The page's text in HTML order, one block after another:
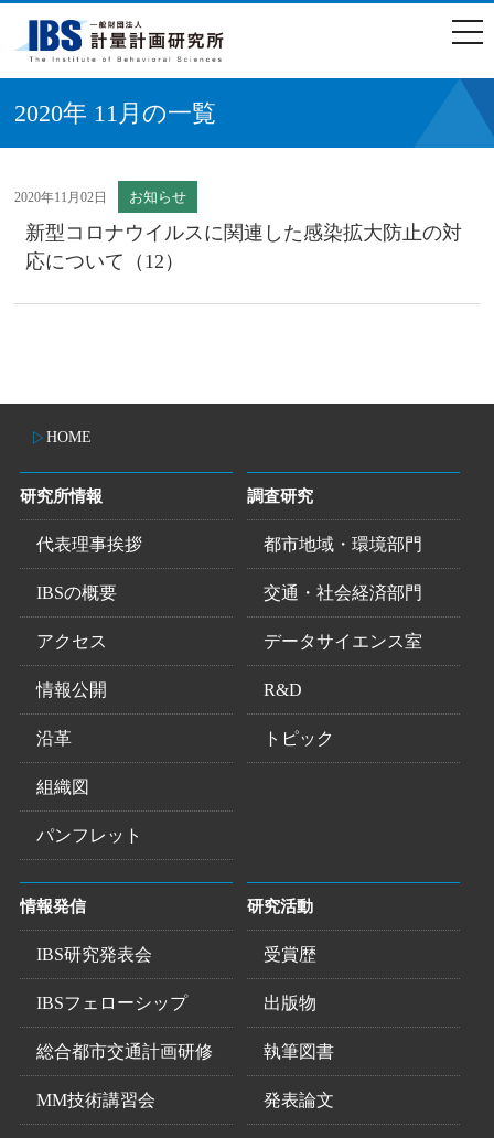
2020年 11月の一覧
2020年11月02日 お知らせ
新型コロナウイルスに関連した感染拡大防止の対
応について（12）
HOME
研究所情報
代表理事挨拶
IBSの概要
アクセス
情報公開
沿革
組織図
パンフレット
調査研究
都市地域・環境部門
交通・社会経済部門
データサイエンス室
R&D
トピック
情報発信
IBS研究発表会
IBSフェローシップ
総合都市交通計画研修
MM技術講習会
研究活動
受賞歴
出版物
執筆図書
発表論文